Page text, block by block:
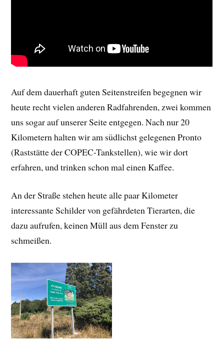
Auf dem dauerhaft guten Seitenstreifen begegnen wir
heute recht vielen anderen Radfahrenden, zwei kommen
uns sogar auf unserer Seite entgegen. Nach nur 20
Kilometern halten wir am südlichst gelegenen Pronto
(Raststätte der COPEC-Tankstellen), wie wir dort
erfahren, und trinken schon mal einen Kaffee.
An der Straße stehen heute alle paar Kilometer
interessante Schilder von gefährdeten Tierarten, die
dazu aufrufen, keinen Müll aus dem Fenster zu
schmeißen.